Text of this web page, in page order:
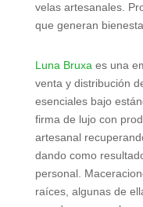
velas artesanales.
que generan
Luna Bruxaes una
venta y distribución
esenciales bajo
firma de lujo con
artesanal
dando como
personal.
raíces, algunas de